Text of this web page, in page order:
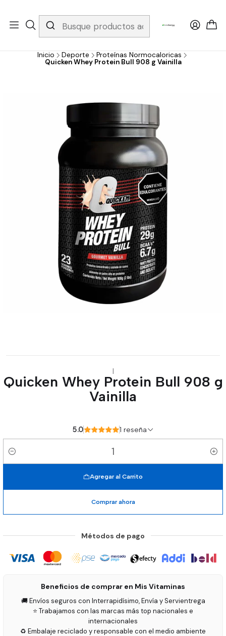
Whatsapp 3229079958/ Fijo 6019251796 / Envios a todo el país y
gratis apartir de 199.000!
Inicio Deporte
Proteínas Normocaloricas
Quicken Whey Protein Bull 908 g Vainilla
|
Quicken Whey Protein Bull 908 g
Vainilla
5.0 1 reseña
Cantidad
Agregar al Carrito
Comprar ahora
Métodos de pago
Beneficios de comprar en Mis Vitaminas
🚚 Envíos seguros con Interrapidísimo, Envía y Servientrega
⭐ Trabajamos con las marcas más top nacionales e
internacionales
♻️ Embalaje reciclado y responsable con el medio ambiente